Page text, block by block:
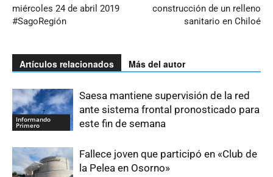
miércoles 24 de abril 2019
#SagoRegión
construcción de un relleno
sanitario en Chiloé
Artículos relacionados Más del autor
Informando
Primero
Saesa mantiene supervisión de la red
ante sistema frontal pronosticado para
este fin de semana
Fallece joven que participó en «Club de
la Pelea en Osorno»